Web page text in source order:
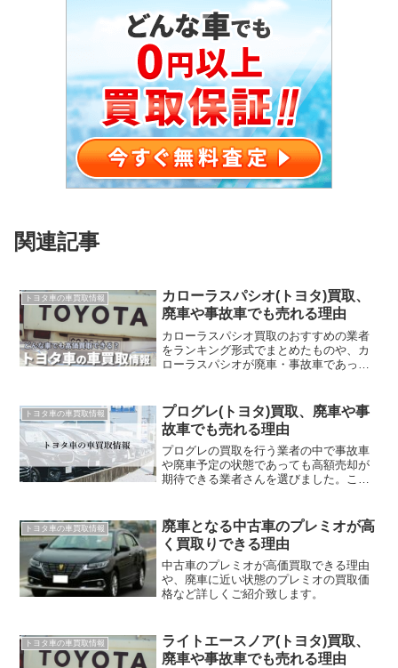
関連記事
トヨタ車の車買取情報
カローラスパシオ(トヨタ)買取、
廃車や事故車でも売れる理由
カローラスパシオ買取のおすすめの業者
をランキング形式でまとめたものや、カ
ローラスパシオが廃車・事故車であって
介します。
トヨタ車の車買取情報
プログレ(トヨタ)買取、廃車や事
故車でも売れる理由
プログレの買取を行う業者の中で事故車
や廃車予定の状態であっても高額売却が
期待できる業者さんを選びました。これ
トヨタ車の車買取情報
廃車となる中古車のプレミオが高
く買取りできる理由
中古車のプレミオが高価買取できる理由
や、廃車に近い状態のプレミオの買取価
格など詳しくご紹介致します。
トヨタ車の車買取情報
ライトエースノア(トヨタ)買取、
廃車や事故車でも売れる理由